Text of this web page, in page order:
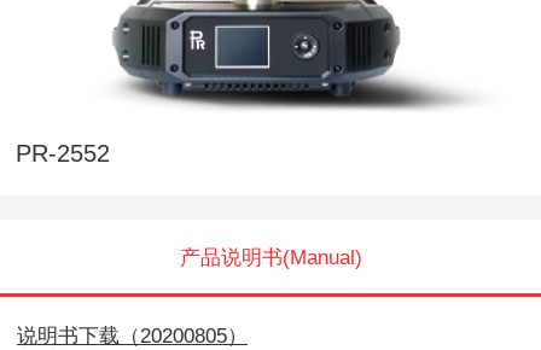
PR-2552
产品说明书(Manual)
说明书下载（20200805）